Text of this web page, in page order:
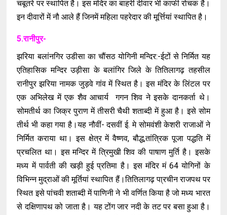
चबूतरे पर स्‍थापित है। इस मंदिर का बाहरी दीवार भी काफी रोचक है।
इन दीवारों में नौ आले हैं जिनमें महिला पहरेदार की मूर्त्तियां स्‍थापित है।
5.रानीपुर-
झरिया बलांनगिर उडीसा का चौंसठ योगिनी मन्दिर:-ईटों से निर्मित यह
एतिहासिक मन्दिर उड़ीसा के बलांगिर जिले के तितिलागढ़ तहसील
रानीपुर झरिया नामक जुड़वे गांव में स्थित है। इस मंदिर के लिंटल पर
एक अभिलेख में एक शैव आचार्य गगन शिव ने इसके दानकर्ता थे।
सोमतीर्थ का जिक्र पुराण में तीसरी चैथी शताब्दी में हुआ है। इसे सोम
तीर्थ भी कहा गया है।यह नौवीं- दसवीं ई. मे सोमवंशी केशरी राजाओं ने
निर्मित कराया था। इस क्षेत्र में वैष्णव, बौद्ध,तांत्रिक पूजा पद्धति में
प्रचलित था। इस मन्दिर में त्रिमुखी शिव की पाषाण मुर्ति है। इसके
मध्य में पार्वती की खड़ी हुई प्रतिमा है। इस मंदिर मं 64 योगिनों के
विभिन्न मुद्राओं की मूर्तियां स्थापित हैं।तितिलागढ़ पा्रचीन राजपथ पर
स्थित इसे पांचवी शताब्दी में पाणिनी ने भी वर्णित किया है जो मध्य भारत
से दक्षिणापथ को जाता है। यह टोंग जार नदी के तट पर बसा हुआ है।